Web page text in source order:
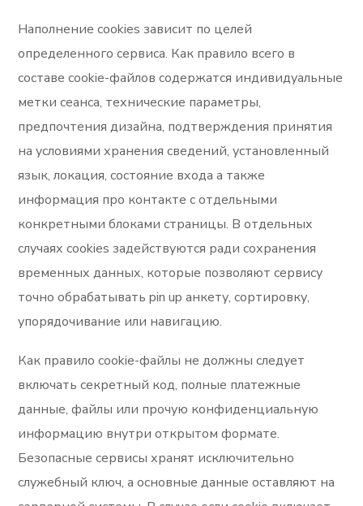
Наполнение cookies зависит по целей
определенного сервиса. Как правило всего в
составе cookie-файлов содержатся индивидуальные
метки сеанса, технические параметры,
предпочтения дизайна, подтверждения принятия
на условиями хранения сведений, установленный
язык, локация, состояние входа а также
информация про контакте с отдельными
конкретными блоками страницы. В отдельных
случаях cookies задействуются ради сохранения
временных данных, которые позволяют сервису
точно обрабатывать pin up анкету, сортировку,
упорядочивание или навигацию.
Как правило cookie-файлы не должны следует
включать секретный код, полные платежные
данные, файлы или прочую конфиденциальную
информацию внутри открытом формате.
Безопасные сервисы хранят исключительно
служебный ключ, а основные данные оставляют на